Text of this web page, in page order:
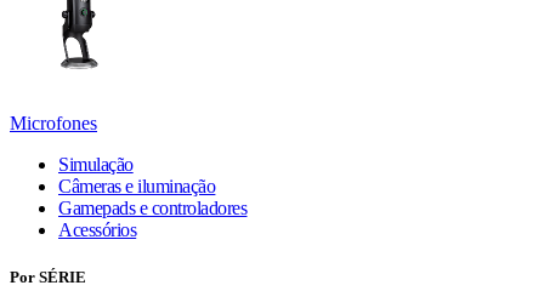
Microfones
Simulação
Câmeras e iluminação
Gamepads e controladores
Acessórios
Por SÉRIE